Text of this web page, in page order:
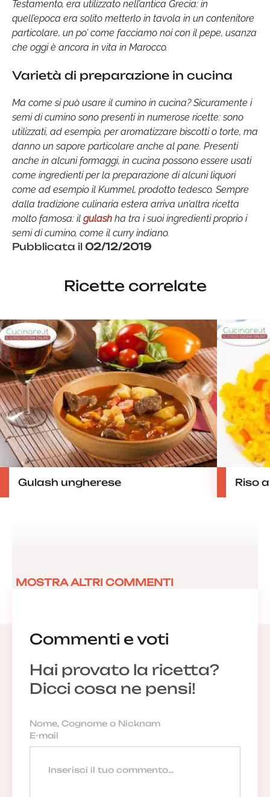
Testamento, era utilizzato nell’antica Grecia: in
quell’epoca era solito metterlo in tavola in un contenitore
particolare, un po’ come facciamo noi con il pepe, usanza
che oggi è ancora in vita in Marocco.
Varietà di preparazione in cucina
Ma come si può usare il cumino in cucina? Sicuramente i
semi di cumino sono presenti in numerose ricette: sono
utilizzati, ad esempio, per aromatizzare biscotti o torte, ma
danno un sapore particolare anche al pane. Presenti
anche in alcuni formaggi, in cucina possono essere usati
come ingredienti per la preparazione di alcuni liquori
come ad esempio il Kummel, prodotto tedesco. Sempre
dalla tradizione culinaria estera arriva un’altra ricetta
molto famosa: il gulash ha tra i suoi ingredienti proprio i
semi di cumino, come il curry indiano.
Pubblicata il 02/12/2019
Ricette correlate
Gulash ungherese Riso
Commenti e voti
Hai provato la ricetta?
Dicci cosa ne pensi!
MOSTRA ALTRI COMMENTI